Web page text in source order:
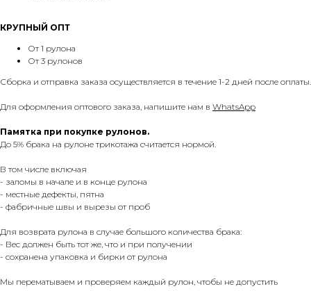
КРУПНЫЙ ОПТ
От 1 рулона
От 3 рулонов
Сборка и отправка заказа осуществляется в течение 1-2 дней после оплаты.
Для оформления оптового заказа, напишите нам в WhatsApp
Памятка при покупке рулонов.
До 5% брака на рулоне трикотажа считается нормой.
В том числе включая
- заломы в начале и в конце рулона
- местные дефекты, пятна
- фабричные швы и вырезы от проб
Для возврата рулона в случае большого количества брака:
- Вес должен быть тот же, что и при получении
- сохранена упаковка и бирки от рулона
Мы перематываем и проверяем каждый рулон, чтобы не допустить